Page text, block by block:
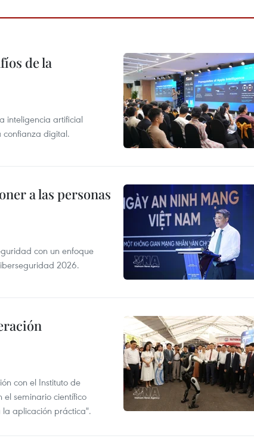
de la
inteligencia artificial
confianza digital.
a las personas
con un enfoque
2026.
con el Instituto de
el seminario científico
la aplicación práctica".